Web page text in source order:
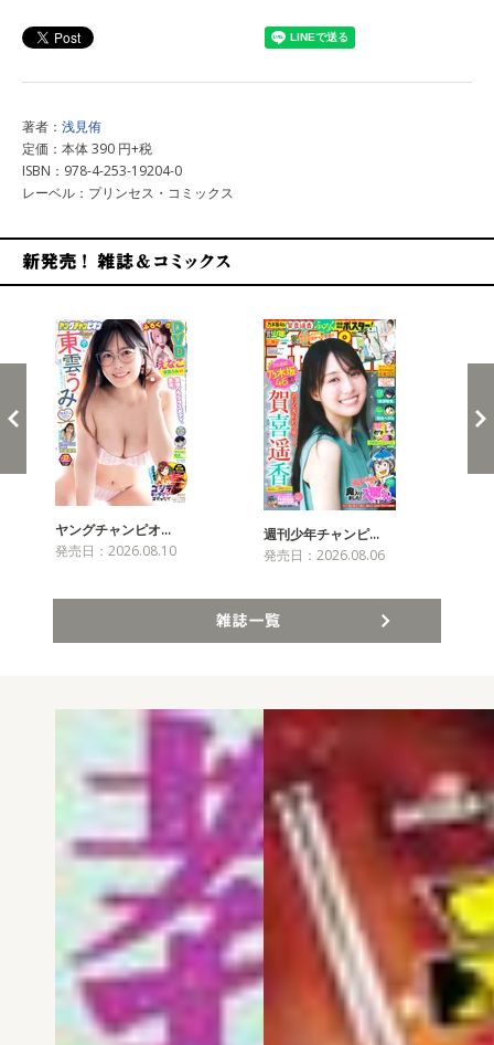
著者： 浅見侑
定価：本体 390 円+税
ISBN：978-4-253-19204-0
レーベル：プリンセス・コミックス
ヤングチャンピオ…
発売日：2026.08.10
週刊少年チャンピ…
発売日：2026.08.06